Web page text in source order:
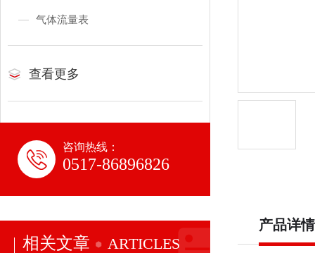
气体流量表
查看更多
咨询热线：
0517-86896826
相关文章 ARTICLES
产品详情